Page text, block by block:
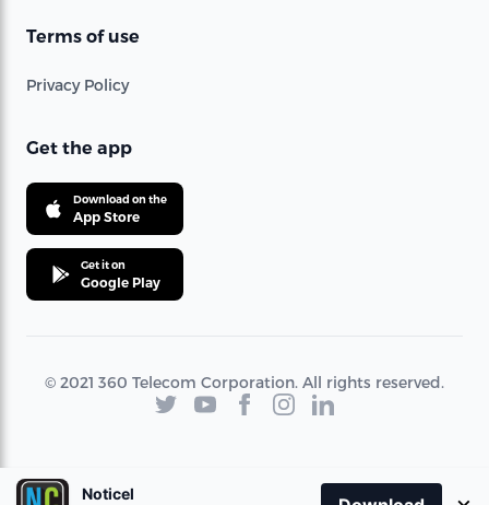
Terms of use
Privacy Policy
Get the app
Download on the
App Store
Get it on
Google Play
© 2021 360 Telecom Corporation. All rights reserved.
Noticel